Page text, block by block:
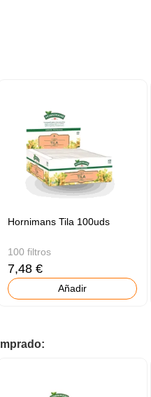
Hornimans Tila 100uds
100 filtros
7,48 €
Añadir